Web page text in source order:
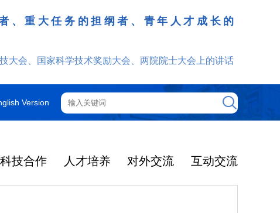
、重大任务的担纲者、青年人才成长的
会、国家科学技术奖励大会、两院院士大会上的讲话
Version
科技合作 人才培养 对外交流 互动交流